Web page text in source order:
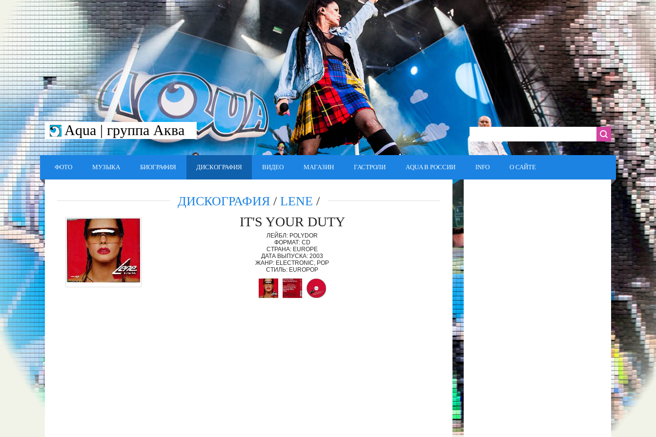
Aqua | группа Аква
ФОТО МУЗЫКА БИОГРАФИЯ ДИСКОГРАФИЯ ВИДЕО МАГАЗИН ГАСТРОЛИ AQUA В РОССИИ INFO О САЙТЕ
ДИСКОГРАФИЯ /LENE /
IT'S YOUR DUTY
ЛЕЙБЛ: POLYDOR
ФОРМАТ: CD
СТРАНА: EUROPE
ДАТА ВЫПУСКА: 2003
ЖАНР: ELECTRONIC, POP
СТИЛЬ: EUROPOP